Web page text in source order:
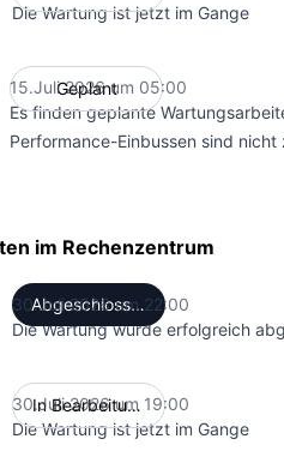
Die Wartung ist jetzt im Gange
Geplant
15.Juli 2026 um 05:00
Es finden geplante
Performance-Einbussen sind nicht
im Rechenzentrum
Abgeschlossen
30.Juli 2026 um 22:00
Die Wartung wurde erfolgreich
In Bearbeitung
30.Juli 2026 um 19:00
Die Wartung ist jetzt im Gange